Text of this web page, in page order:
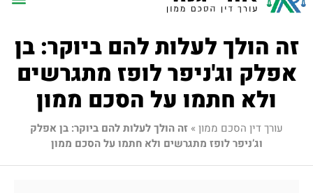
זה הולך לעלות להם ביוקר: בן
אפלק וג'ניפר לופז מתגרשים
ולא חתמו על הסכם ממון
עורך דין הסכם ממון » זה הולך לעלות להם ביוקר: בן אפלק
וג’ניפר לופז מתגרשים ולא חתמו על הסכם ממון